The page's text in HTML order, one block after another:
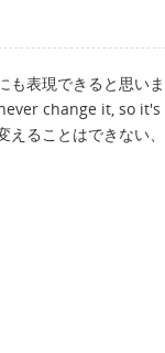
も表現できると思い
change it, so
えることはできない